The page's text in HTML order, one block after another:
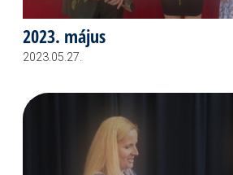
2023. május
2023.05.27.